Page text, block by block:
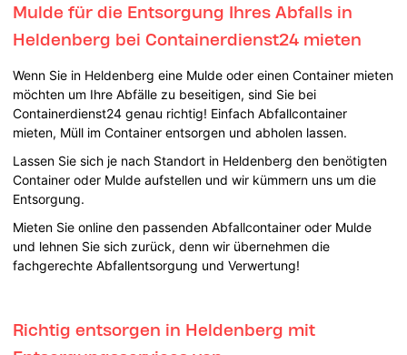
Mulde für die Entsorgung Ihres Abfalls in
Heldenberg bei Containerdienst24 mieten
Wenn Sie in Heldenberg eine Mulde oder einen Container mieten
möchten um Ihre Abfälle zu beseitigen, sind Sie bei
Containerdienst24 genau richtig! Einfach Abfallcontainer
mieten, Müll im Container entsorgen und abholen lassen.
Lassen Sie sich je nach Standort in Heldenberg den benötigten
Container oder Mulde aufstellen und wir kümmern uns um die
Entsorgung.
Mieten Sie online den passenden Abfallcontainer oder Mulde
und lehnen Sie sich zurück, denn wir übernehmen die
fachgerechte Abfallentsorgung und Verwertung!
Richtig entsorgen in Heldenberg mit